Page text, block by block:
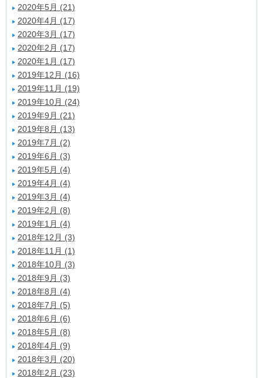
2020年5月 (21)
2020年4月 (17)
2020年3月 (17)
2020年2月 (17)
2020年1月 (17)
2019年12月 (16)
2019年11月 (19)
2019年10月 (24)
2019年9月 (21)
2019年8月 (13)
2019年7月 (2)
2019年6月 (3)
2019年5月 (4)
2019年4月 (4)
2019年3月 (4)
2019年2月 (8)
2019年1月 (4)
2018年12月 (3)
2018年11月 (1)
2018年10月 (3)
2018年9月 (3)
2018年8月 (4)
2018年7月 (5)
2018年6月 (6)
2018年5月 (8)
2018年4月 (9)
2018年3月 (20)
2018年2月 (23)